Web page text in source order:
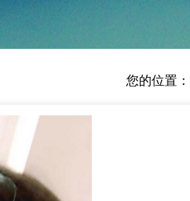
您的位置：